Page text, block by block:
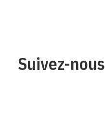
Suivez-nous